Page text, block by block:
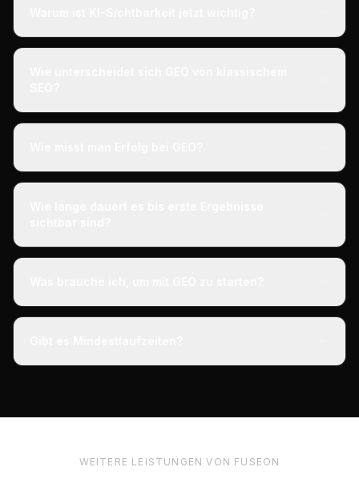
WEITERE LEISTUNGEN VON FUSEON